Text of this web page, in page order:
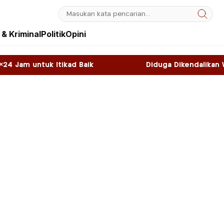
KriminalPolitikOpini
Baik Diduga Dikendalikan WNA, Sky Game di